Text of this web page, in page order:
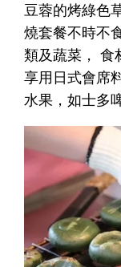
豆蓉的烤綠色
燒套餐不時不
類及蔬菜， 食
享用日式會席
水果，如士多